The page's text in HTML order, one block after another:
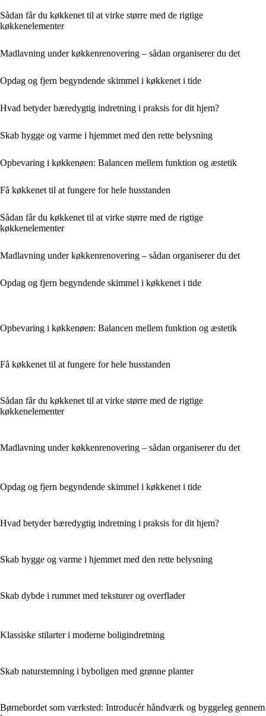
Sådan får du køkkenet til at virke større med de rigtige
køkkenelementer
Madlavning under køkkenrenovering – sådan organiserer du det
Opdag og fjern begyndende skimmel i køkkenet i tide
Hvad betyder bæredygtig indretning i praksis for dit hjem?
Skab hygge og varme i hjemmet med den rette belysning
Opbevaring i køkkenøen: Balancen mellem funktion og æstetik
Få køkkenet til at fungere for hele husstanden
Sådan får du køkkenet til at virke større med de rigtige
køkkenelementer
Madlavning under køkkenrenovering – sådan organiserer du det
Opdag og fjern begyndende skimmel i køkkenet i tide
Opbevaring i køkkenøen: Balancen mellem funktion og æstetik
Få køkkenet til at fungere for hele husstanden
Sådan får du køkkenet til at virke større med de rigtige
køkkenelementer
Madlavning under køkkenrenovering – sådan organiserer du det
Opdag og fjern begyndende skimmel i køkkenet i tide
Hvad betyder bæredygtig indretning i praksis for dit hjem?
Skab hygge og varme i hjemmet med den rette belysning
Skab dybde i rummet med teksturer og overflader
Klassiske stilarter i moderne boligindretning
Skab naturstemning i byboligen med grønne planter
Børnebordet som værksted: Introducér håndværk og byggeleg gennem